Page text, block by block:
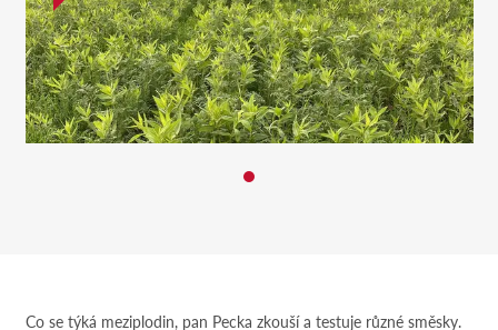
Co se týká meziplodin, pan Pecka zkouší a testuje různé směsky.